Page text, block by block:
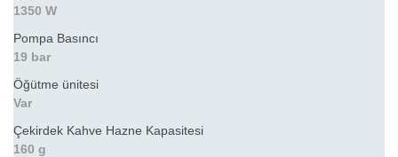
1350 W
Pompa Basıncı
19 bar
Öğütme ünitesi
Var
Çekirdek Kahve Hazne Kapasitesi
160 g